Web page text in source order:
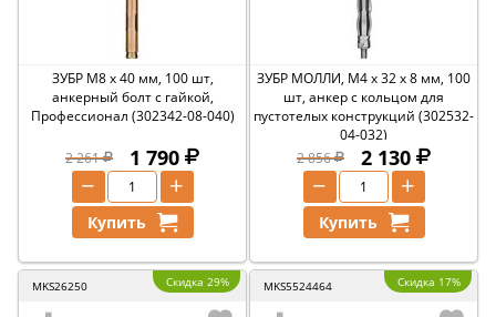
ЗУБР М8 х 40 мм, 100 шт,
анкерный болт с гайкой,
Профессионал (302342-08-040)
2 261 1 790
+
−
Купить
ЗУБР МОЛЛИ, М4 х 32 х 8 мм, 100
шт, анкер с кольцом для
пустотелых конструкций (302532-
04-032)
2 856
2 130
+
−
Купить
MKS26250 Скидка 29% MKS5524464 Скидка 17%